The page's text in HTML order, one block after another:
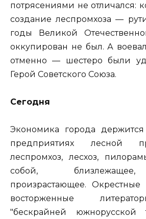
потрясениями не отличался:
создание леспромхоза —
годы Великой
оккупирован не был. А
отменно — шестеро были
Герой Советского Союза.
Сегодня
Экономика города
предприятиях лесной
леспромхоз, лесхоз,
собой,
произрастающее. Окрестные
восторженные
"бескрайней южнорусской